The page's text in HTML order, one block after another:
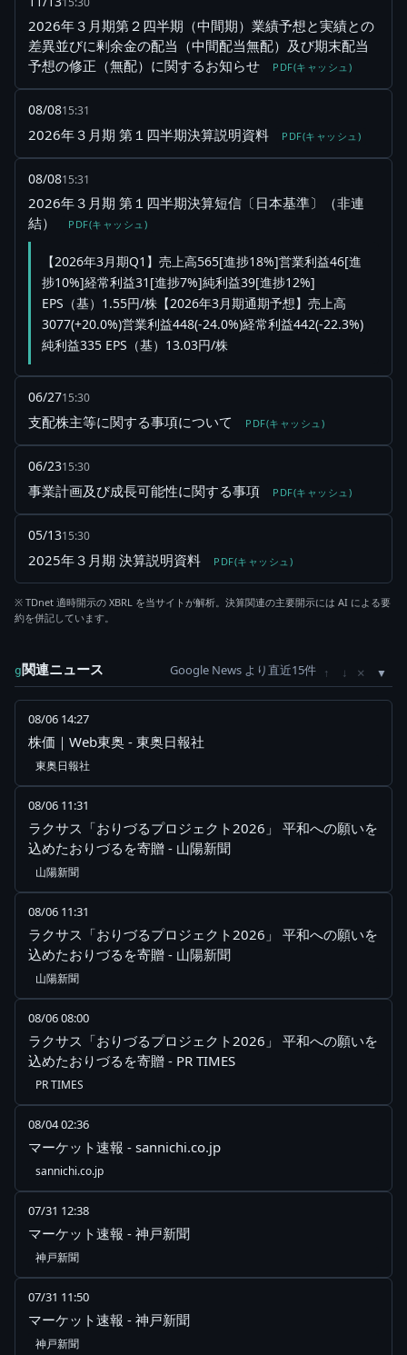
2026年３月期第２四半期（中間期）業績予想と実績との
差異並びに剰余金の配当（中間配当無配）及び期末配当
予想の修正（無配）に関するお知らせ
PDF(キャッシュ)
08/0815:31
2026年３月期 第１四半期決算説明資料 PDF(キャッシュ)
08/0815:31
2026年３月期 第１四半期決算短信〔日本基準〕（非連
結）
PDF(キャッシュ)
【2026年3月期Q1】売上高565[進捗18%]営業利益46[進
捗10%]経常利益31[進捗7%]純利益39[進捗12%]
EPS（基）1.55円/株【2026年3月期通期予想】売上高
3077(+20.0%)営業利益448(-24.0%)経常利益442(-22.3%)
純利益335 EPS（基）13.03円/株
06/2715:30
支配株主等に関する事項について PDF(キャッシュ)
06/2315:30
事業計画及び成長可能性に関する事項 PDF(キャッシュ)
05/1315:30
2025年３月期 決算説明資料 PDF(キャッシュ)
※ TDnet 適時開示の XBRL を当サイトが解析。決算関連の主要開示には AI による要
約を併記しています。
g関連ニュース Google News より直近15件 ↑ ↓ ×
08/06 14:27
株価｜Web東奥 - 東奥日報社
東奥日報社
08/06 11:31
ラクサス「おりづるプロジェクト2026」 平和への願いを
込めたおりづるを寄贈 - 山陽新聞
山陽新聞
08/06 11:31
ラクサス「おりづるプロジェクト2026」 平和への願いを
込めたおりづるを寄贈 - 山陽新聞
山陽新聞
08/06 08:00
ラクサス「おりづるプロジェクト2026」 平和への願いを
込めたおりづるを寄贈 - PR TIMES
PR TIMES
08/04 02:36
マーケット速報 - sannichi.co.jp
sannichi.co.jp
07/31 12:38
マーケット速報 - 神戸新聞
神戸新聞
07/31 11:50
マーケット速報 - 神戸新聞
神戸新聞